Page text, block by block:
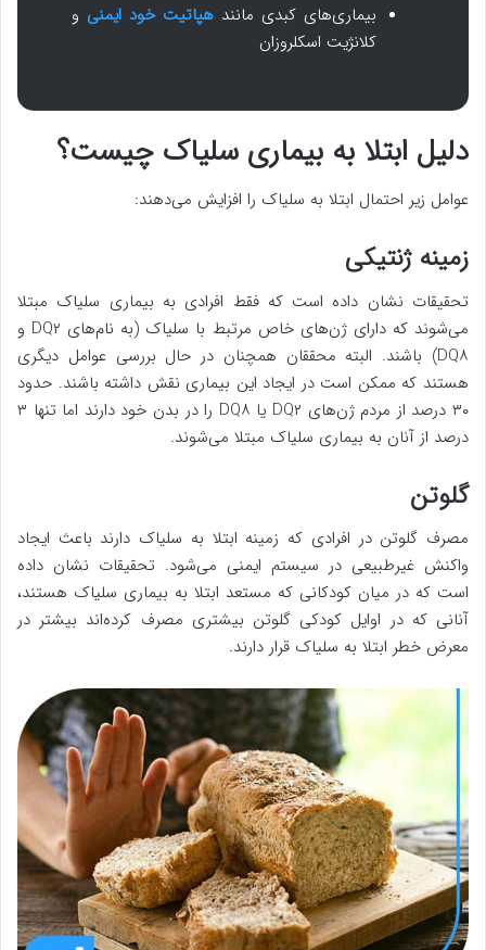
بیماری‌های کبدی مانند هپاتیت خود ایمنی و
کلانژیت اسکلروزان
دلیل ابتلا به بیماری سلیاک چیست؟
عوامل زیر احتمال ابتلا به سلیاک را افزایش می‌دهند:
زمینه ژنتیکی
تحقیقات نشان داده است که فقط افرادی به بیماری سلیاک مبتلا
می‌شوند که دارای ژن‌های خاص مرتبط با سلیاک (به نام‌های DQ۲ و
DQ۸) باشند. البته محققان همچنان در حال بررسی عوامل دیگری
هستند که ممکن است در ایجاد این بیماری نقش داشته باشند. حدود
۳۰ درصد از مردم ژن‌های DQ۲ یا DQ۸ را در بدن خود دارند اما تنها ۳
درصد از آنان به بیماری سلیاک مبتلا می‌شوند.
گلوتن
مصرف گلوتن در افرادی که زمینه ابتلا به سلیاک دارند باعث ایجاد
واکنش غیرطبیعی در سیستم ایمنی می‌شود. تحقیقات نشان داده
است که در میان کودکانی که مستعد ابتلا به بیماری سلیاک هستند،
آنانی که در اوایل کودکی گلوتن بیشتری مصرف کرده‌اند بیشتر در
معرض خطر ابتلا به سلیاک قرار دارند.